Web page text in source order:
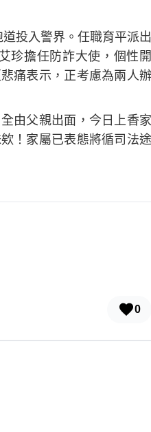
投入警界。任職育平派出
珍擔任防詐大使，個性開
痛表示，正考慮為兩人辦
由父親出面，今日上香家
！家屬已表態將循司法途
0